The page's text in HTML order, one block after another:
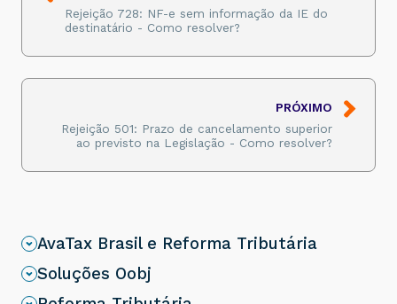
Rejeição 728: NF-e sem informação da IE do
destinatário - Como resolver?
PRÓXIMO
Rejeição 501: Prazo de cancelamento superior
ao previsto na Legislação - Como resolver?
AvaTax Brasil e Reforma Tributária
Soluções Oobj